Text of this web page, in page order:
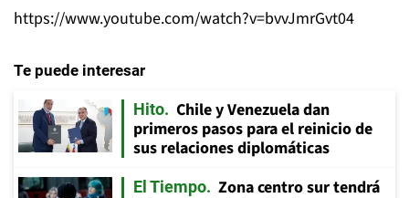
https://www.youtube.com/watch?v=bvvJmrGvt04
Te puede interesar
Hito
Chile y Venezuela dan
primeros pasos para el reinicio de
sus relaciones diplomáticas
El Tiempo
Zona centro sur tendrá